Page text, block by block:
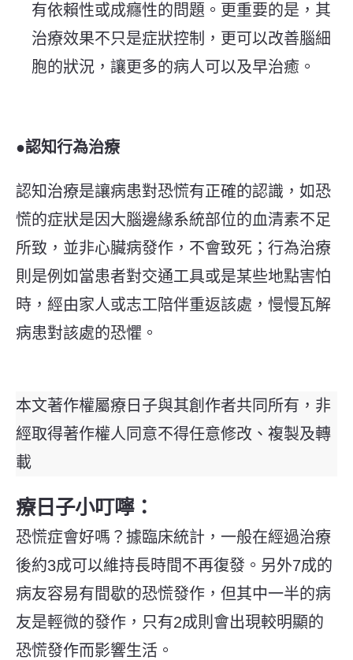
有依賴性或成癮性的問題。更重要的是，其
治療效果不只是症狀控制，更可以改善腦細
胞的狀況，讓更多的病人可以及早治癒。
●認知行為治療
認知治療是讓病患對恐慌有正確的認識，如恐
慌的症狀是因大腦邊緣系統部位的血清素不足
所致，並非心臟病發作，不會致死；行為治療
則是例如當患者對交通工具或是某些地點害怕
時，經由家人或志工陪伴重返該處，慢慢瓦解
病患對該處的恐懼。
本文著作權屬療日子與其創作者共同所有，非
經取得著作權人同意不得任意修改、複製及轉
載
療日子小叮嚀：
恐慌症會好嗎？據臨床統計，一般在經過治療
後約3成可以維持長時間不再復發。另外7成的
病友容易有間歇的恐慌發作，但其中一半的病
友是輕微的發作，只有2成則會出現較明顯的
恐慌發作而影響生活。